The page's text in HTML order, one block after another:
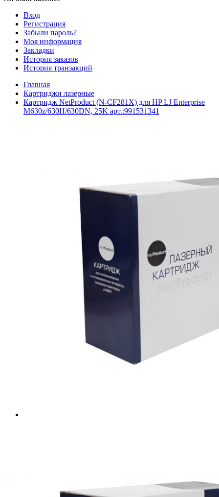
Вход
Регистрация
Забыли пароль?
Моя информация
Закладки
История заказов
История транзакций
Главная
Картриджи лазерные
Картридж NetProduct (N-CF281X) для HP LJ Enterprise
M630z/630H/630DN, 25K арт.:991531341